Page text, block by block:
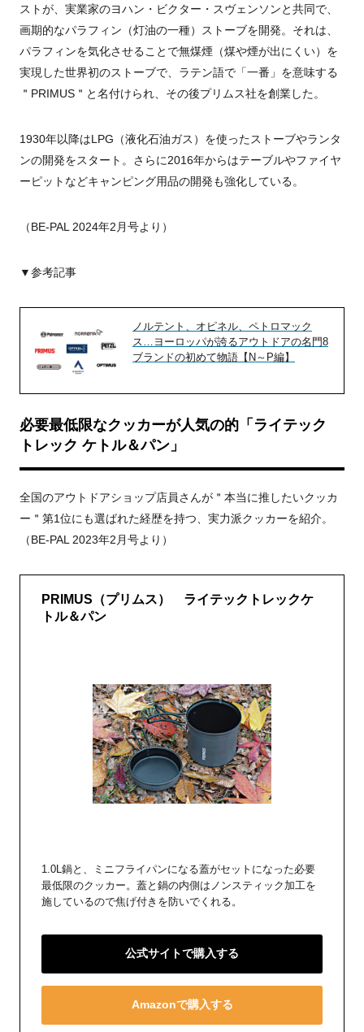
ストが、実業家のヨハン・ビクター・スヴェンソンと共同で、
画期的なパラフィン（灯油の一種）ストーブを開発。それは、
パラフィンを気化させることで無煤煙（煤や煙が出にくい）を
実現した世界初のストーブで、ラテン語で「一番」を意味する
＂PRIMUS＂と名付けられ、その後プリムス社を創業した。
1930年以降はLPG（液化石油ガス）を使ったストーブやランタ
ンの開発をスタート。さらに2016年からはテーブルやファイヤ
ーピットなどキャンピング用品の開発も強化している。
（BE-PAL 2024年2月号より）
▼参考記事
ノルテント、オピネル、ペトロマック
ス…ヨーロッパが誇るアウトドアの名門8
ブランドの初めて物語【N～P編】
必要最低限なクッカーが人気の的「ライテック
トレック ケトル＆パン」
全国のアウトドアショップ店員さんが＂本当に推したいクッカ
ー＂第1位にも選ばれた経歴を持つ、実力派クッカーを紹介。
（BE-PAL 2023年2月号より）
PRIMUS（プリムス） ライテックトレックケ
トル＆パン
1.0L鍋と、ミニフライパンになる蓋がセットになった必要
最低限のクッカー。蓋と鍋の内側はノンスティック加工を
施しているので焦げ付きを防いでくれる。
公式サイトで購入する
Amazonで購入する